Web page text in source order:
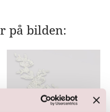
på bilden: